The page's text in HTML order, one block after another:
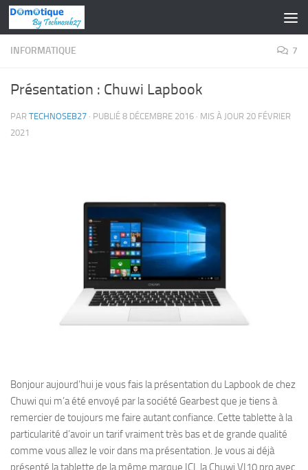
Skip to content
INFORMATIQUE 7
Présentation : Chuwi Lapbook
PAR TECHNOSEB27 · PUBLIÉ 8 DÉCEMBRE 2016 · MIS À JOUR 20 FÉVRIER
2021
Bonjour aujourd’hui je vous fais la présentation du Lapbook de chez
Chuwi qui m’a été envoyé par la société Gearbest que je tiens à
remercier de toujours me faire autant confiance. Cette tablette à la
particularité d’avoir un tarif vraiment très bas et de grande qualité
comme vous allez le voir dans ma présentation. Je vous ai déjà
présenté la tablette de la même marque ICI, la Chuwi VI10 pro avec